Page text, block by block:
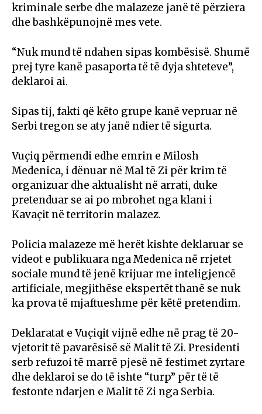
kriminale serbe dhe malazeze janë të përziera
dhe bashkëpunojnë mes vete.
“Nuk mund të ndahen sipas kombësisë. Shumë
prej tyre kanë pasaporta të të dyja shteteve”,
deklaroi ai.
Sipas tij, fakti që këto grupe kanë vepruar në
Serbi tregon se aty janë ndier të sigurta.
Vuçiq përmendi edhe emrin e Milosh
Medenica, i dënuar në Mal të Zi për krim të
organizuar dhe aktualisht në arrati, duke
pretenduar se ai po mbrohet nga klani i
Kavaçit në territorin malazez.
Policia malazeze më herët kishte deklaruar se
videot e publikuara nga Medenica në rrjetet
sociale mund të jenë krijuar me inteligjencë
artificiale, megjithëse ekspertët thanë se nuk
ka prova të mjaftueshme për këtë pretendim.
Deklaratat e Vuçiqit vijnë edhe në prag të 20-
vjetorit të pavarësisë së Malit të Zi. Presidenti
serb refuzoi të marrë pjesë në festimet zyrtare
dhe deklaroi se do të ishte “turp” për të të
festonte ndarjen e Malit të Zi nga Serbia.